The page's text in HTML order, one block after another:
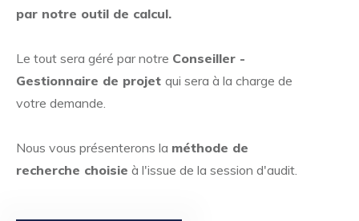
par notre outil de calcul.
Le tout sera géré par notre Conseiller -
Gestionnaire de projet qui sera à la charge de
votre demande.
Nous vous présenterons la méthode de
recherche choisie à l'issue de la session d'audit.